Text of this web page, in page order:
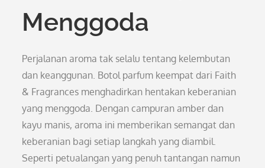
Menggoda
Perjalanan aroma tak selalu tentang kelembutan
dan keanggunan. Botol parfum keempat dari Faith
& Fragrances menghadirkan hentakan keberanian
yang menggoda. Dengan campuran amber dan
kayu manis, aroma ini memberikan semangat dan
keberanian bagi setiap langkah yang diambil.
Seperti petualangan yang penuh tantangan namun